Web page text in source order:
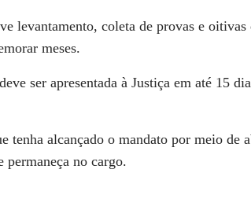
levantamento, coleta de provas e oitivas
meses.
ser apresentada à Justiça em até 15
alcançado o mandato por meio de
permaneça no cargo.